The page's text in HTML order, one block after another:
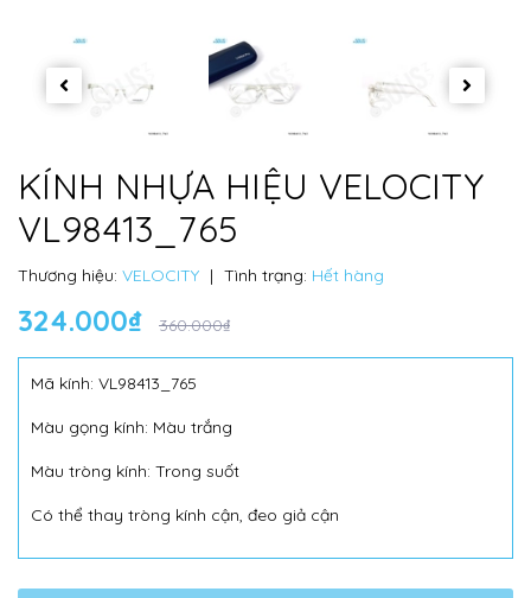
KÍNH NHỰA HIỆU VELOCITY
VL98413_765
Thương hiệu: VELOCITY | Tình trạng: Hết hàng
324.000₫ 360.000₫
Mã kính: VL98413_765
Màu gọng kính: Màu trắng
Màu tròng kính: Trong suốt
Có thể thay tròng kính cận, đeo giả cận